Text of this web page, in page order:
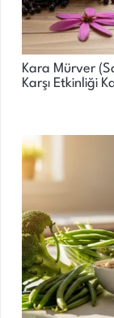
Kara Mürver
Karşı Etkinliği